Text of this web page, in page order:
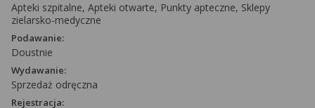
Apteki szpitalne, Apteki otwarte, Punkty apteczne, Sklepy
zielarsko-medyczne
Podawanie:
Doustnie
Wydawanie:
Sprzedaż odręczna
Rejestracja: